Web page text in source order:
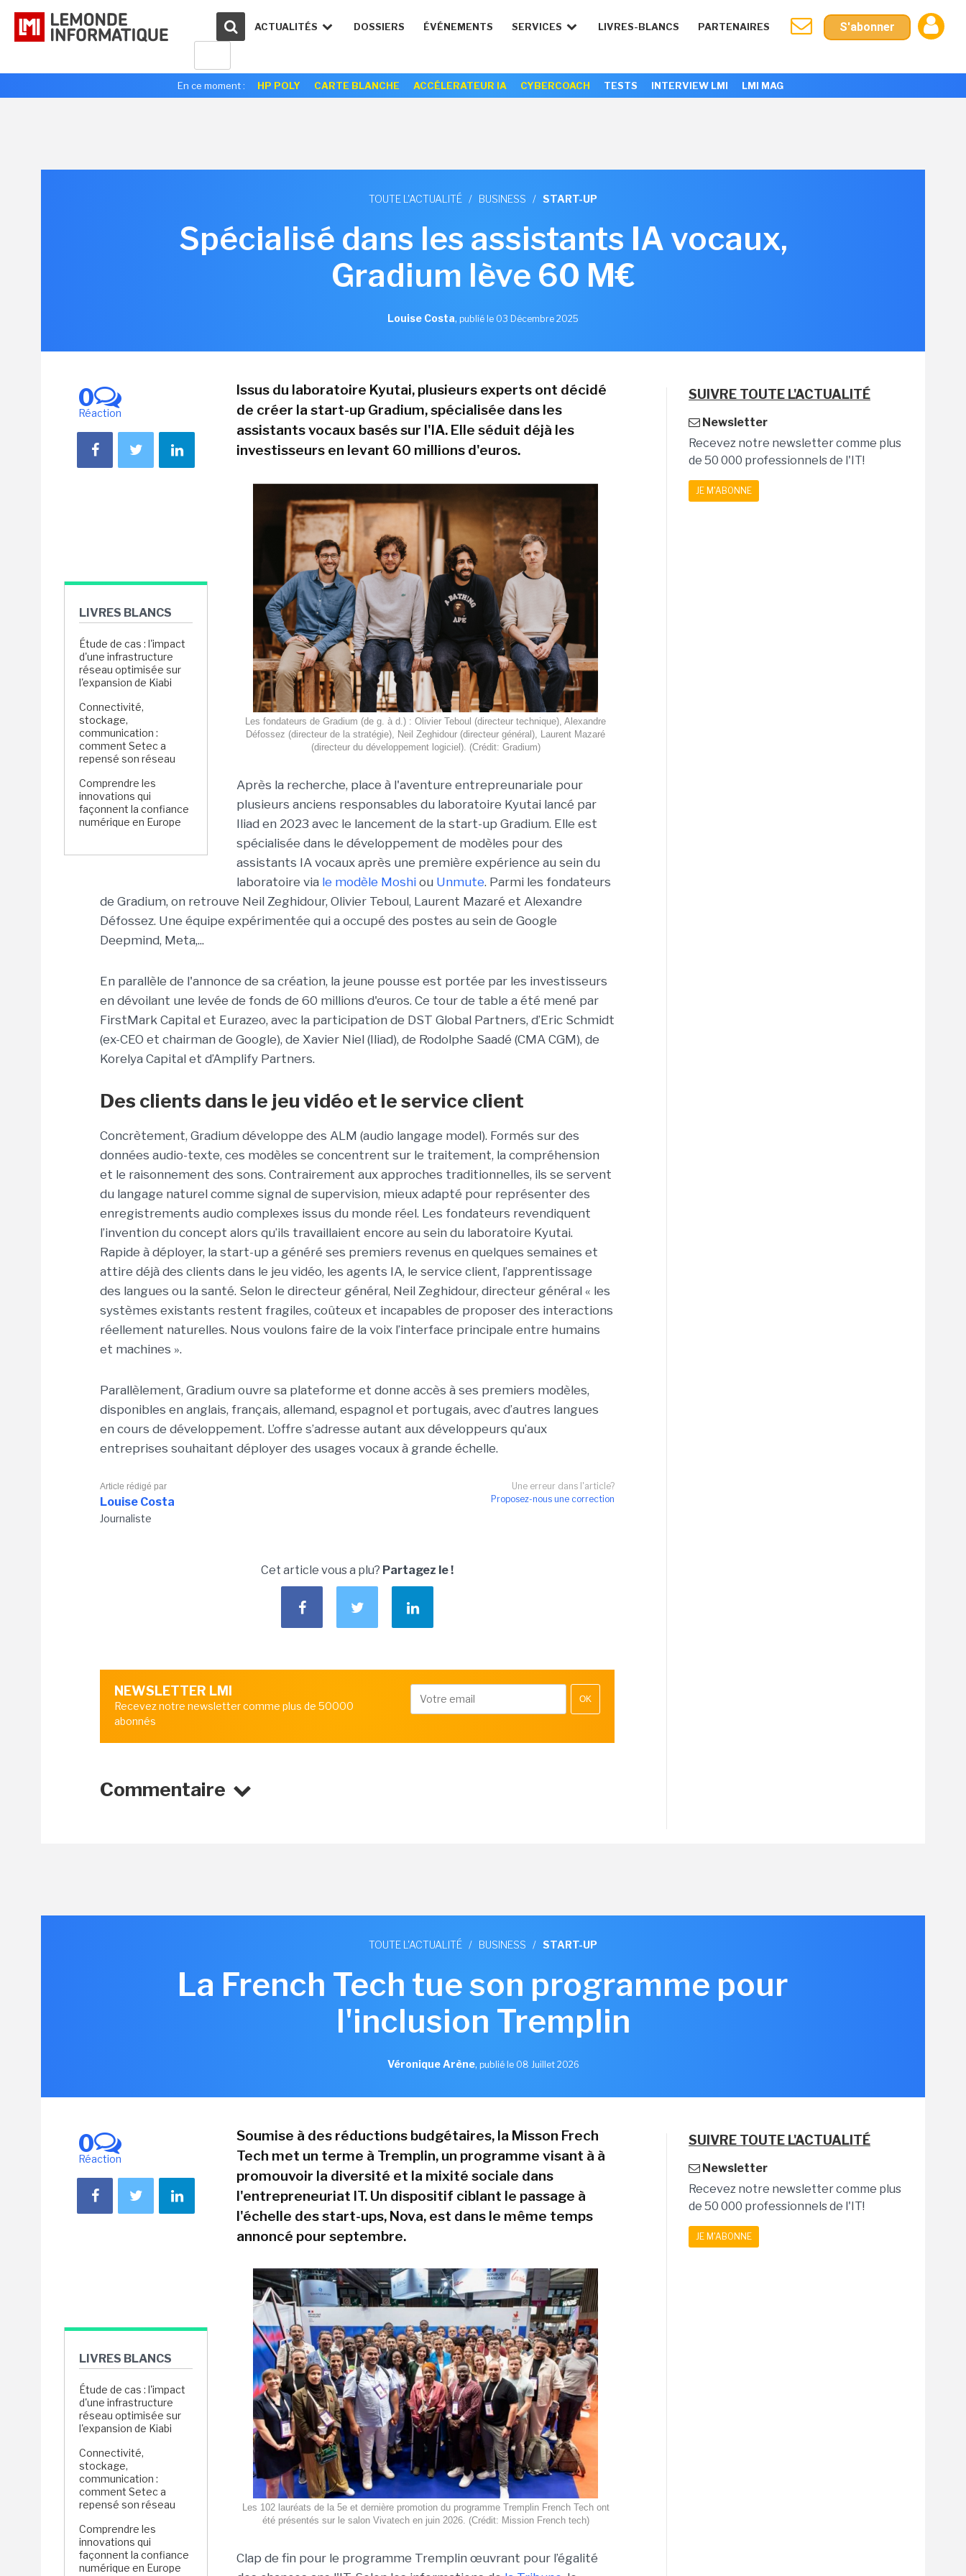
ACTUALITÉS DOSSIERS ÉVÉNEMENTS SERVICES LIVRES-BLANCS PARTENAIRES S'abonner
En ce moment : HP POLY CARTE BLANCHE ACCÉLERATEUR IA CYBERCOACH TESTS INTERVIEW LMI LMI MAG
TOUTE L'ACTUALITÉ / BUSINESS / START-UP
Spécialisé dans les assistants IA vocaux,
Gradium lève 60 M€
Louise Costa, publié le 03 Décembre 2025
0
Réaction
LIVRES BLANCS
Étude de cas : l'impact
d'une infrastructure
réseau optimisée sur
l'expansion de Kiabi
Connectivité,
stockage,
communication :
comment Setec a
repensé son réseau
Comprendre les
innovations qui
façonnent la confiance
numérique en Europe
Issus du laboratoire Kyutai, plusieurs experts ont décidé
de créer la start-up Gradium, spécialisée dans les
assistants vocaux basés sur l'IA. Elle séduit déjà les
investisseurs en levant 60 millions d'euros.
Les fondateurs de Gradium (de g. à d.) : Olivier Teboul (directeur technique), Alexandre
Défossez (directeur de la stratégie), Neil Zeghidour (directeur général), Laurent Mazaré
(directeur du développement logiciel). (Crédit: Gradium)
Après la recherche, place à l'aventure entrepreunariale pour
plusieurs anciens responsables du laboratoire Kyutai lancé par
Iliad en 2023 avec le lancement de la start-up Gradium. Elle est
spécialisée dans le développement de modèles pour des
assistants IA vocaux après une première expérience au sein du
laboratoire via le modèle Moshi ou Unmute. Parmi les fondateurs
de Gradium, on retrouve Neil Zeghidour, Olivier Teboul, Laurent Mazaré et Alexandre
Défossez. Une équipe expérimentée qui a occupé des postes au sein de Google
Deepmind, Meta,...
En parallèle de l'annonce de sa création, la jeune pousse est portée par les investisseurs
en dévoilant une levée de fonds de 60 millions d'euros. Ce tour de table a été mené par
FirstMark Capital et Eurazeo, avec la participation de DST Global Partners, d’Eric Schmidt
(ex-CEO et chairman de Google), de Xavier Niel (Iliad), de Rodolphe Saadé (CMA CGM), de
Korelya Capital et d’Amplify Partners.
Des clients dans le jeu vidéo et le service client
Concrètement, Gradium développe des ALM (audio langage model). Formés sur des
données audio-texte, ces modèles se concentrent sur le traitement, la compréhension
et le raisonnement des sons. Contrairement aux approches traditionnelles, ils se servent
du langage naturel comme signal de supervision, mieux adapté pour représenter des
enregistrements audio complexes issus du monde réel. Les fondateurs revendiquent
l’invention du concept alors qu’ils travaillaient encore au sein du laboratoire Kyutai.
Rapide à déployer, la start-up a généré ses premiers revenus en quelques semaines et
attire déjà des clients dans le jeu vidéo, les agents IA, le service client, l’apprentissage
des langues ou la santé. Selon le directeur général, Neil Zeghidour, directeur général « les
systèmes existants restent fragiles, coûteux et incapables de proposer des interactions
réellement naturelles. Nous voulons faire de la voix l’interface principale entre humains
et machines ».
Parallèlement, Gradium ouvre sa plateforme et donne accès à ses premiers modèles,
disponibles en anglais, français, allemand, espagnol et portugais, avec d’autres langues
en cours de développement. L’offre s’adresse autant aux développeurs qu’aux
entreprises souhaitant déployer des usages vocaux à grande échelle.
Une erreur dans l'article?
Proposez-nous une correction
Article rédigé par
Louise Costa
Journaliste
Cet article vous a plu? Partagez le !
NEWSLETTER LMI
Recevez notre newsletter comme plus de 50000
abonnés
OK
Commentaire
SUIVRE TOUTE L'ACTUALITÉ
Newsletter
Recevez notre newsletter comme plus
de 50 000 professionnels de l'IT!
JE M'ABONNE
TOUTE L'ACTUALITÉ / BUSINESS / START-UP
La French Tech tue son programme pour
l'inclusion Tremplin
Véronique Arène, publié le 08 Juillet 2026
0
Réaction
LIVRES BLANCS
Étude de cas : l'impact
d'une infrastructure
réseau optimisée sur
l'expansion de Kiabi
Connectivité,
stockage,
communication :
comment Setec a
repensé son réseau
Comprendre les
innovations qui
façonnent la confiance
numérique en Europe
Soumise à des réductions budgétaires, la Misson Frech
Tech met un terme à Tremplin, un programme visant à à
promouvoir la diversité et la mixité sociale dans
l'entrepreneuriat IT. Un dispositif ciblant le passage à
l'échelle des start-ups, Nova, est dans le même temps
annoncé pour septembre.
Les 102 lauréats de la 5e et dernière promotion du programme Tremplin French Tech ont
été présentés sur le salon Vivatech en juin 2026. (Crédit: Mission French tech)
Clap de fin pour le programme Tremplin œuvrant pour l’égalité
SUIVRE TOUTE L'ACTUALITÉ
Newsletter
Recevez notre newsletter comme plus
de 50 000 professionnels de l'IT!
JE M'ABONNE